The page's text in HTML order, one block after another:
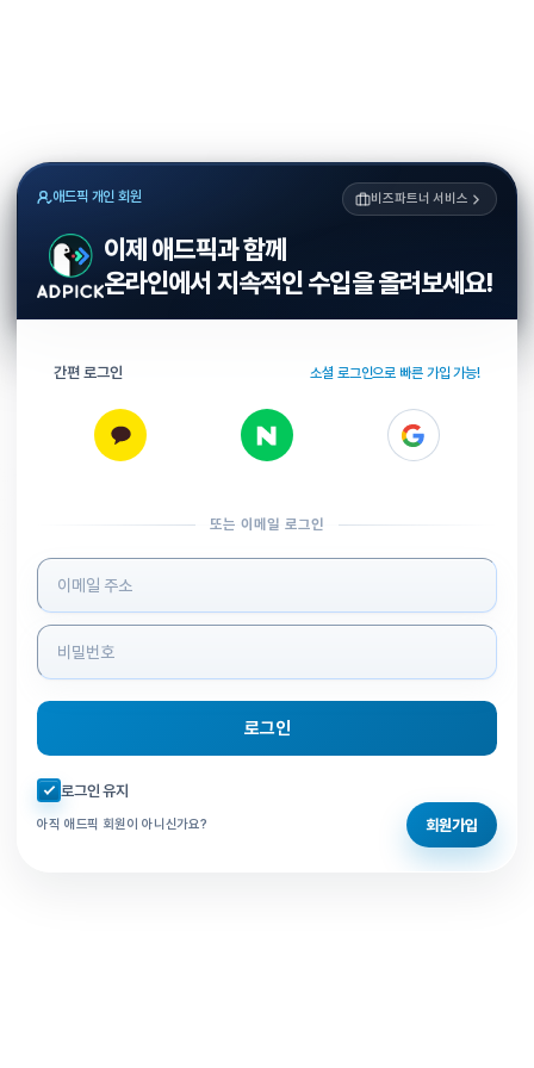
애드픽 개인 회원 비즈파트너 서비스
이제 애드픽과 함께
온라인에서 지속적인 수입을 올려보세요!
간편 로그인 소셜 로그인으로 빠른 가입 가능!
또는 이메일 로그인
로그인 정보 입력
로그인
자동로그인 체크
로그인 유지
아직 애드픽 회원이 아니신가요? 회원가입